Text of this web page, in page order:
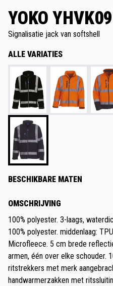
YOKO
Signalisatie jack van softshell
ALLE VARIATIES
BESCHIKBARE MATEN
OMSCHRIJVING
100% polyester. 3-laags,
100% polyester. middenlaag:
Microfleece. 5 cm brede
armen, één over elke schouder.
ritstrekkers met merk
handwarmerzakken met